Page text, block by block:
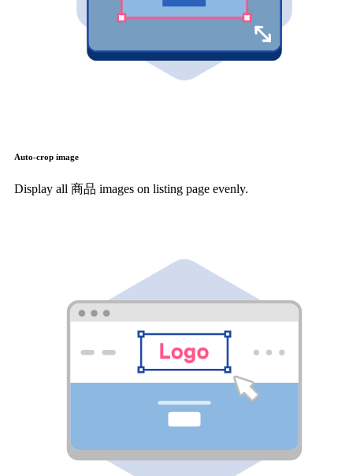
Auto-crop image
Display all 商品 images on listing page evenly.